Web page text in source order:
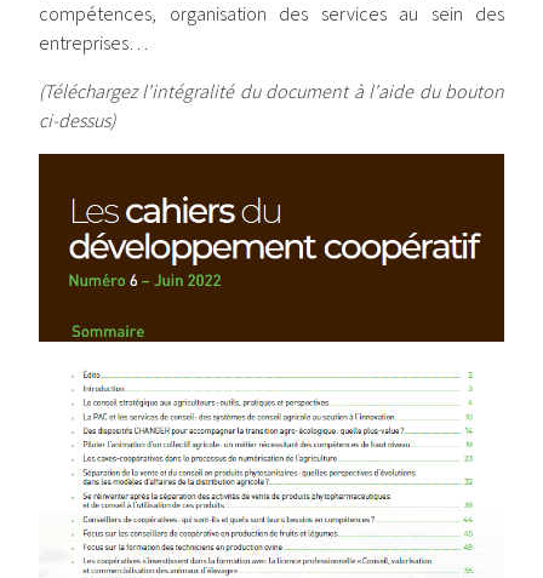
compétences, organisation des services au sein des
entreprises…
(Téléchargez l'intégralité du document à l'aide du bouton
ci-dessus)